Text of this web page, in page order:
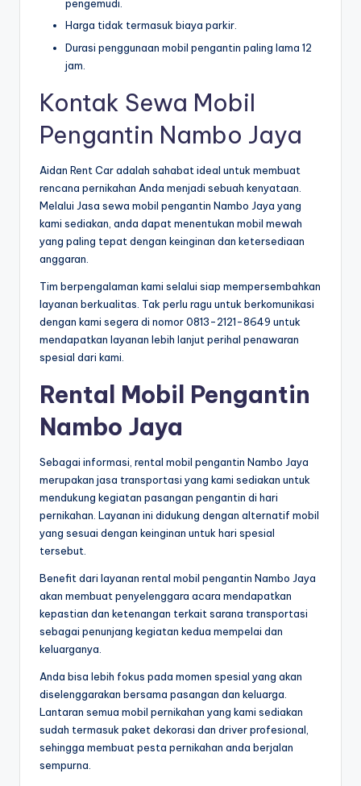
pengemudi.
Harga tidak termasuk biaya parkir.
Durasi penggunaan mobil pengantin paling lama 12
jam.
Kontak Sewa Mobil
Pengantin Nambo Jaya
Aidan Rent Car adalah sahabat ideal untuk membuat
rencana pernikahan Anda menjadi sebuah kenyataan.
Melalui Jasa sewa mobil pengantin Nambo Jaya yang
kami sediakan, anda dapat menentukan mobil mewah
yang paling tepat dengan keinginan dan ketersediaan
anggaran.
Tim berpengalaman kami selalui siap mempersembahkan
layanan berkualitas. Tak perlu ragu untuk berkomunikasi
dengan kami segera di nomor 0813-2121-8649 untuk
mendapatkan layanan lebih lanjut perihal penawaran
spesial dari kami.
Rental Mobil Pengantin
Nambo Jaya
Sebagai informasi, rental mobil pengantin Nambo Jaya
merupakan jasa transportasi yang kami sediakan untuk
mendukung kegiatan pasangan pengantin di hari
pernikahan. Layanan ini didukung dengan alternatif mobil
yang sesuai dengan keinginan untuk hari spesial
tersebut.
Benefit dari layanan rental mobil pengantin Nambo Jaya
akan membuat penyelenggara acara mendapatkan
kepastian dan ketenangan terkait sarana transportasi
sebagai penunjang kegiatan kedua mempelai dan
keluarganya.
Anda bisa lebih fokus pada momen spesial yang akan
diselenggarakan bersama pasangan dan keluarga.
Lantaran semua mobil pernikahan yang kami sediakan
sudah termasuk paket dekorasi dan driver profesional,
sehingga membuat pesta pernikahan anda berjalan
sempurna.